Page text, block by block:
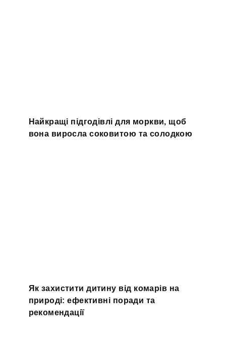
Найкращі підгодівлі для моркви, щоб
вона виросла соковитою та солодкою
Як захистити дитину від комарів на
природі: ефективні поради та
рекомендації